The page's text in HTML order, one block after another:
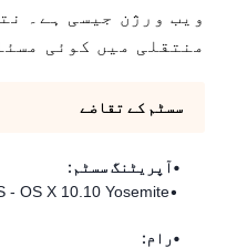
ویب ورژن جیسی ہے۔
منتقلی میں کوئی
سسٹم کے تقاضے
آپریٹنگ سسٹم:
- OS X 10.10 Yosemite
رام: